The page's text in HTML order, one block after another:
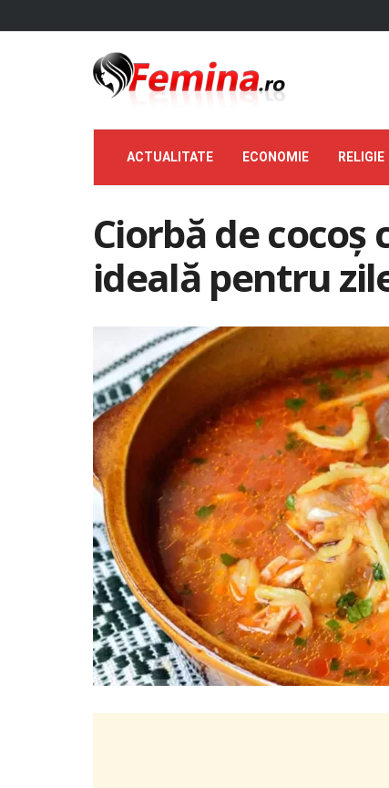
ACTUALITATE ECONOMIE RELIGIE
Ciorbă de cocoș
ideală pentru